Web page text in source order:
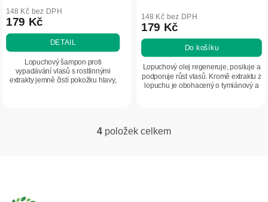
148 Kč bez DPH
179 Kč
DETAIL
Lopuchový šampon proti
vypadávání vlasů s rostlinnými
extrakty jemně čistí pokožku hlavy,
148 Kč bez DPH
179 Kč
Do košíku
Lopuchový olej regeneruje, posiluje a
podporuje růst vlasů. Kromě extraktu z
lopuchu je obohacený o tymiánový a
O
4 položek celkem